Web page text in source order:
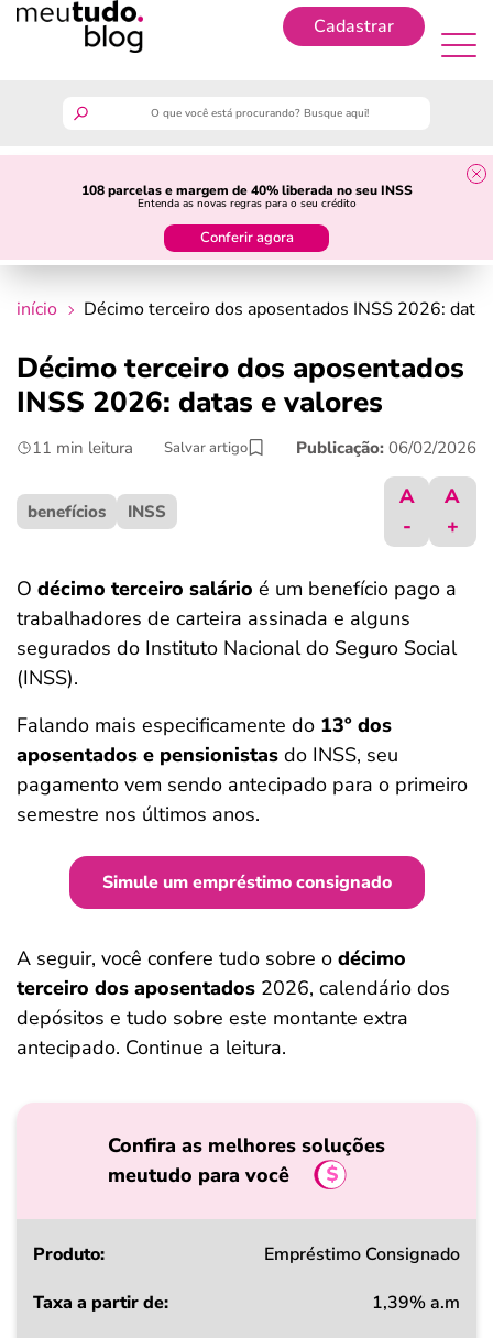
Cadastrar
108 parcelas e margem de 40% liberada no seu INSS
Entenda as novas regras para o seu crédito
Conferir agora
guia do trabalhador
crédito fácil
últimas notícias
ferramentas
início Décimo terceiro dos aposentados INSS 2026:
Décimo terceiro dos aposentados
INSS 2026: datas e valores
11 min leitura Salvar artigo Publicação: 06/02/2026
benefícios INSS
A
-
A
+
O décimo terceiro salário é um benefício pago a
trabalhadores de carteira assinada e alguns
segurados do Instituto Nacional do Seguro Social
(INSS).
Falando mais especificamente do 13º dos
aposentados e pensionistas do INSS, seu
pagamento vem sendo antecipado para o primeiro
semestre nos últimos anos.
Simule um empréstimo consignado
A seguir, você confere tudo sobre o décimo
terceiro dos aposentados 2026, calendário dos
depósitos e tudo sobre este montante extra
antecipado. Continue a leitura.
Confira as melhores soluções
meutudo para você
Produto
Empréstimo Consignado
1,39% a.m